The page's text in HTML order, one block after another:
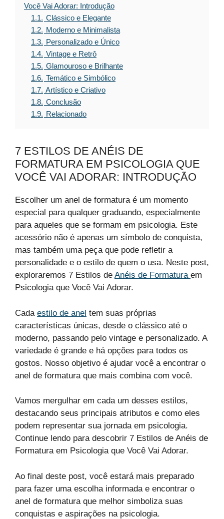
Você Vai Adorar: Introdução
1.1. Clássico e Elegante
1.2. Moderno e Minimalista
1.3. Personalizado e Único
1.4. Vintage e Retrô
1.5. Glamouroso e Brilhante
1.6. Temático e Simbólico
1.7. Artístico e Criativo
1.8. Conclusão
1.9. Relacionado
7 ESTILOS DE ANÉIS DE
FORMATURA EM PSICOLOGIA QUE
VOCÊ VAI ADORAR: INTRODUÇÃO
Escolher um anel de formatura é um momento
especial para qualquer graduando, especialmente
para aqueles que se formam em psicologia. Este
acessório não é apenas um símbolo de conquista,
mas também uma peça que pode refletir a
personalidade e o estilo de quem o usa. Neste post,
exploraremos 7 Estilos de Anéis de Formatura em
Psicologia que Você Vai Adorar.
Cada estilo de anel tem suas próprias
características únicas, desde o clássico até o
moderno, passando pelo vintage e personalizado. A
variedade é grande e há opções para todos os
gostos. Nosso objetivo é ajudar você a encontrar o
anel de formatura que mais combina com você.
Vamos mergulhar em cada um desses estilos,
destacando seus principais atributos e como eles
podem representar sua jornada em psicologia.
Continue lendo para descobrir 7 Estilos de Anéis de
Formatura em Psicologia que Você Vai Adorar.
Ao final deste post, você estará mais preparado
para fazer uma escolha informada e encontrar o
anel de formatura que melhor simboliza suas
conquistas e aspirações na psicologia.